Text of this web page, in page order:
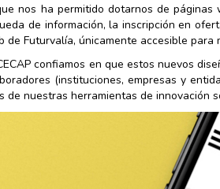
nos ha permitido dotarnos de
de información, la inscripción en
de Futurvalía, únicamente accesible para
confiamos en que estos nuevos
(instituciones, empresas y
de nuestras herramientas de innovación